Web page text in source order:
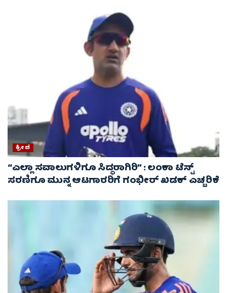
ಕ್ರೀಡೆ
“ಎಲ್ಲಾ ಸವಾಲುಗಳಿಗೂ ಸಿದ್ಧರಾಗಿರಿ” : ಲಂಕಾ ಟೆಸ್ಟ್
ಸರಣಿಗೂ ಮುನ್ನ ಆಟಗಾರರಿಗೆ ಗಂಭೀರ್ ಖಡಕ್ ಎಚ್ಚರಿಕೆ